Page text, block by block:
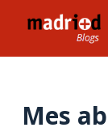
l
Mes